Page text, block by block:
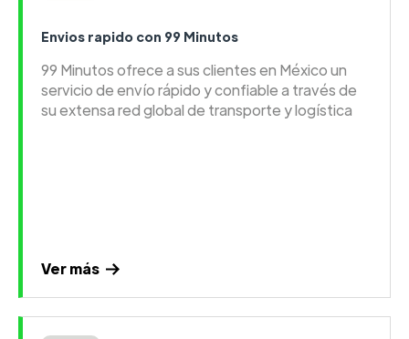
Envios rapido con 99 Minutos
99 Minutos ofrece a sus clientes en México un
servicio de envío rápido y confiable a través de
su extensa red global de transporte y logística
Ver más